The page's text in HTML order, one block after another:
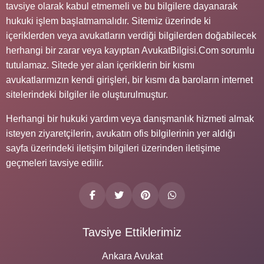
tavsiye olarak kabul etmemeli ve bu bilgilere dayanarak
hukuki işlem başlatmamalıdır. Sitemiz üzerinde ki
içeriklerden veya avukatların verdiği bilgilerden doğabilecek
herhangi bir zarar veya kayıptan AvukatBilgisi.Com sorumlu
tutulamaz. Sitede yer alan içeriklerin bir kısmı
avukatlarımızın kendi girişleri, bir kısmı da baroların internet
sitelerindeki bilgiler ile oluşturulmuştur.
Herhangi bir hukuki yardım veya danışmanlık hizmeti almak
isteyen ziyaretçilerin, avukatın ofis bilgilerinin yer aldığı
sayfa üzerindeki iletişim bilgileri üzerinden iletişime
geçmeleri tavsiye edilir.
Tavsiye Ettiklerimiz
Ankara Avukat